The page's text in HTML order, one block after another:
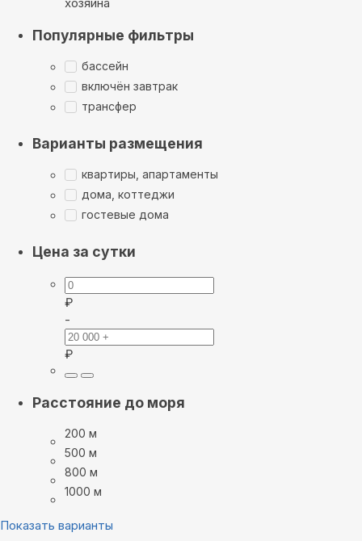
Популярные фильтры
бассейн
включён завтрак
трансфер
Варианты размещения
квартиры, апартаменты
дома, коттеджи
гостевые дома
Цена за сутки
₽
-
₽
Расстояние до моря
200 м
500 м
800 м
1000 м
Показать варианты